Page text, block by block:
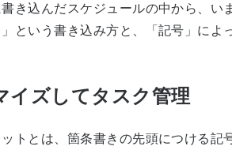
き込んだスケジュールの中から、い
という書き込み方と、「記号」に
イズしてタスク管理
トとは、箇条書きの先頭につける記